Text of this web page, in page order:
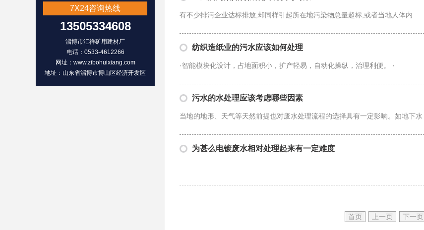
7X24咨询热线
13505334608
淄博市汇祥矿用建材厂
电话：0533-4612266
网址：www.zibohuixiang.com
地址：山东省淄博市博山区经济开发区
有不少排污企业达标排放,却同样引起所在地污染物总量超标,或者当地人体内
纺织造纸业的污水应该如何处理
·智能模块化设计，占地面积小，扩产轻易，自动化操纵，治理利便。 ·
污水的水处理应该考虑哪些因素
当地的地形、天气等天然前提也对废水处理流程的选择具有一定影响。如地下水
为甚么电镀废水相对处理起来有一定难度
首页 上一页 下一页